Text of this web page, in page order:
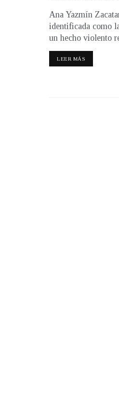
Ana Yazmín
identificada como
un hecho violento
LEER MÁS